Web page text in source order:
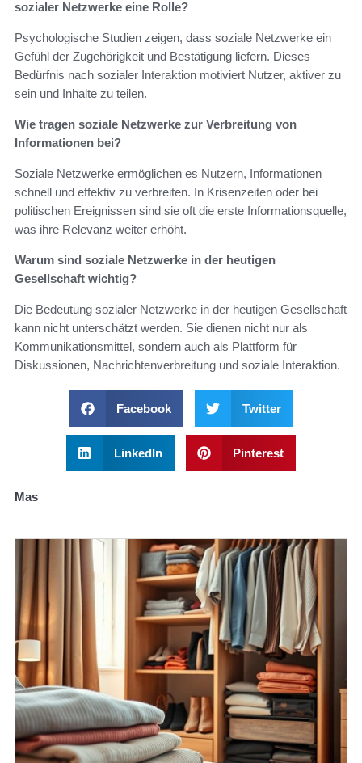
sozialer Netzwerke eine Rolle?
Psychologische Studien zeigen, dass soziale Netzwerke ein
Gefühl der Zugehörigkeit und Bestätigung liefern. Dieses
Bedürfnis nach sozialer Interaktion motiviert Nutzer, aktiver zu
sein und Inhalte zu teilen.
Wie tragen soziale Netzwerke zur Verbreitung von
Informationen bei?
Soziale Netzwerke ermöglichen es Nutzern, Informationen
schnell und effektiv zu verbreiten. In Krisenzeiten oder bei
politischen Ereignissen sind sie oft die erste Informationsquelle,
was ihre Relevanz weiter erhöht.
Warum sind soziale Netzwerke in der heutigen
Gesellschaft wichtig?
Die Bedeutung sozialer Netzwerke in der heutigen Gesellschaft
kann nicht unterschätzt werden. Sie dienen nicht nur als
Kommunikationsmittel, sondern auch als Plattform für
Diskussionen, Nachrichtenverbreitung und soziale Interaktion.
Facebook Twitter
LinkedIn Pinterest
Mas